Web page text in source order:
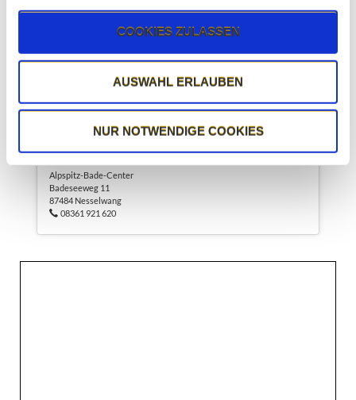
COOKIES ZULASSEN
AUSWAHL ERLAUBEN
NUR NOTWENDIGE COOKIES
KONTAKT
Alpspitz-Bade-Center
Badeseeweg 11
87484 Nesselwang
08361 921 620